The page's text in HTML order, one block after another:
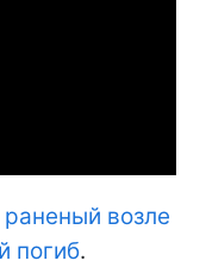
раненый возле
погиб.